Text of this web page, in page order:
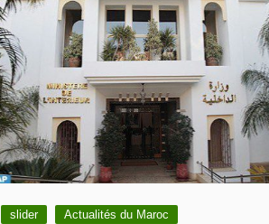
slider Actualités du Maroc